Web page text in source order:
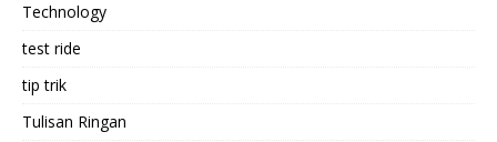
Technology
test ride
tip trik
Tulisan Ringan